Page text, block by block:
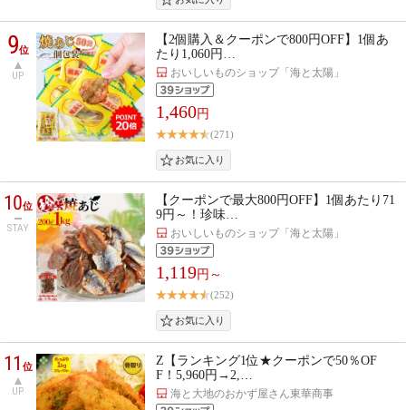
9位
UP
【2個購入＆クーポンで800円OFF】1個あ
たり1,060円…
おいしいものショップ「海と太陽」
1,460円
(271)
10位
STAY
【クーポンで最大800円OFF】1個あたり71
9円～！珍味…
おいしいものショップ「海と太陽」
1,119円～
(252)
11位
UP
Z【ランキング1位★クーポンで50％OF
F！5,960円→2,…
海と大地のおかず屋さん東華商事